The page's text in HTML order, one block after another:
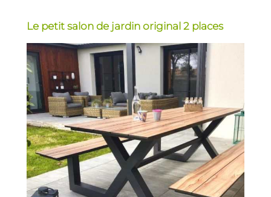
Le petit salon de jardin original 2 places